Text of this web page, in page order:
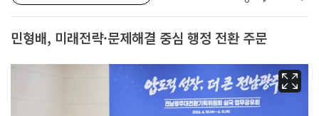
민형배, 미래전략·문제해결 중심 행정 전환 주문